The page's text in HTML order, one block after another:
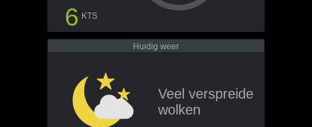
6 KTS
Huidig weer
Veel verspreide
wolken